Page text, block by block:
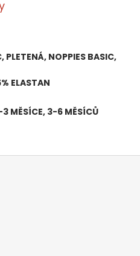
PLETENÁ, NOPPIES BASIC,
ELASTAN
3 MĚSÍCE, 3-6 MĚSÍCŮ